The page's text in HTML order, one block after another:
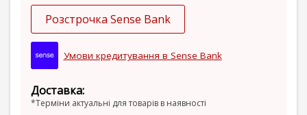
Розстрочка Sense Bank
Умови кредитування в Sense Bank
Доставка:
*Терміни актуальні для товарів в наявності